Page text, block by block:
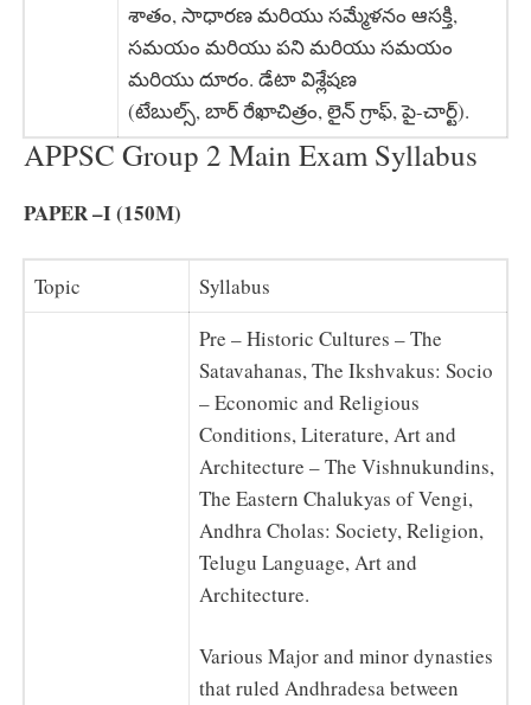
శాతం, సాధారణ మరియు సమ్మేళనం ఆసక్తి,
సమయం మరియు పని మరియు సమయం
మరియు దూరం. డేటా విశ్లేషణ
(టేబుల్స్, బార్ రేఖాచిత్రం, లైన్ గ్రాఫ్, పై-చార్ట్).
APPSC Group 2 Main Exam Syllabus
PAPER –I (150M)
Topic Syllabus
Pre – Historic Cultures – The
Satavahanas, The Ikshvakus: Socio
– Economic and Religious
Conditions, Literature, Art and
Architecture – The Vishnukundins,
The Eastern Chalukyas of Vengi,
Andhra Cholas: Society, Religion,
Telugu Language, Art and
Architecture.
Various Major and minor dynasties
that ruled Andhradesa between